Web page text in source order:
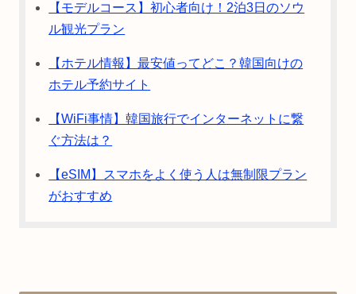
【モデルコース】初心者向け！2泊3日のソウ
ル観光プラン
【ホテル情報】最安値ってどこ？韓国向けの
ホテル予約サイト
【WiFi事情】韓国旅行でインターネットに繋
ぐ方法は？
【eSIM】スマホをよく使う人は無制限プラン
がおすすめ